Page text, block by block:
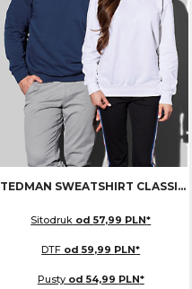
STEDMAN SWEATSHIRT CLASSIC
Sitodruk od57,99 PLN*
DTF od59,99 PLN*
Pustyod 54,99 PLN*